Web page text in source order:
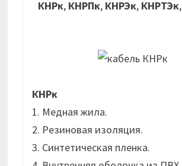
КНРк, КНРПк, КНРЭк, КНРТЭк,
КНРк
1. Медная жила.
2. Резиновая изоляция.
3. Синтетическая пленка.